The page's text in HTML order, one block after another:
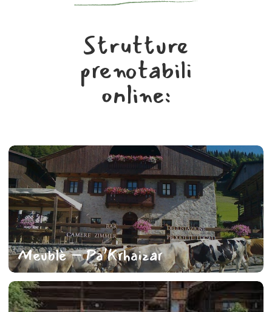
Strutture
prenotabili
online:
Meublè – Pa’Krhaizar